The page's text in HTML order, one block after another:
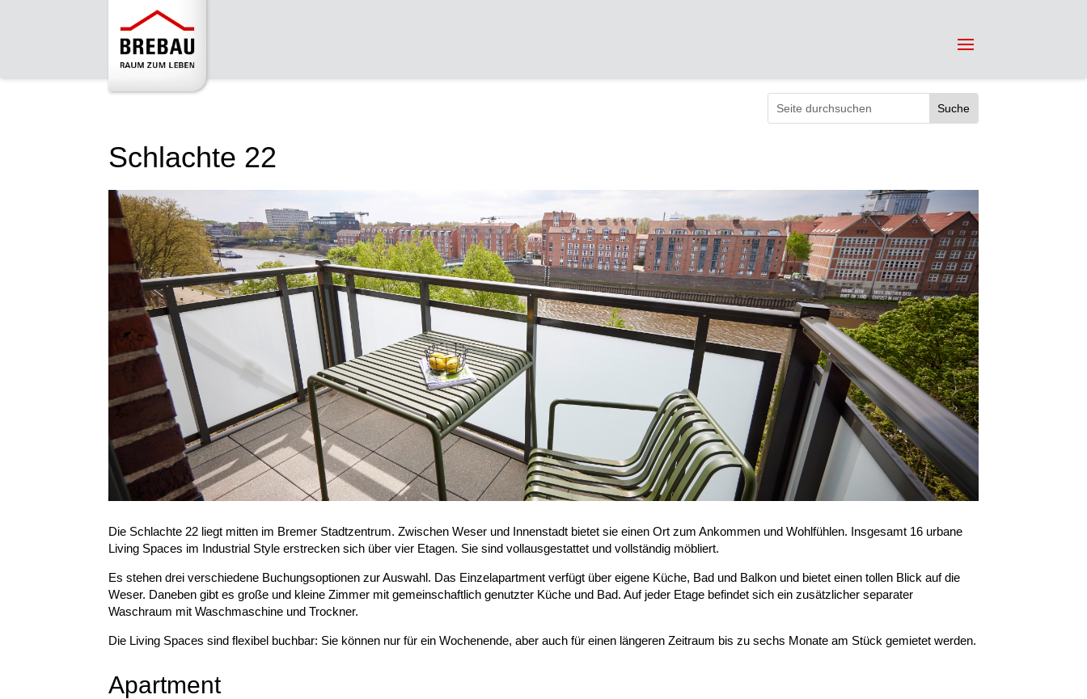
Suchen
Schlachte 22
Die Schlachte 22 liegt mitten im Bremer Stadtzentrum. Zwischen Weser und Innenstadt bietet sie einen Ort zum Ankommen und Wohlfühlen. Insgesamt 16 urbane
Living Spaces im Industrial Style erstrecken sich über vier Etagen. Sie sind vollausgestattet und vollständig möbliert.
Es stehen drei verschiedene Buchungsoptionen zur Auswahl. Das Einzelapartment verfügt über eigene Küche, Bad und Balkon und bietet einen tollen Blick auf die
Weser. Daneben gibt es große und kleine Zimmer mit gemeinschaftlich genutzter Küche und Bad. Auf jeder Etage befindet sich ein zusätzlicher separater
Waschraum mit Waschmaschine und Trockner.
Die Living Spaces sind flexibel buchbar: Sie können nur für ein Wochenende, aber auch für einen längeren Zeitraum bis zu sechs Monate am Stück gemietet werden.
Apartment